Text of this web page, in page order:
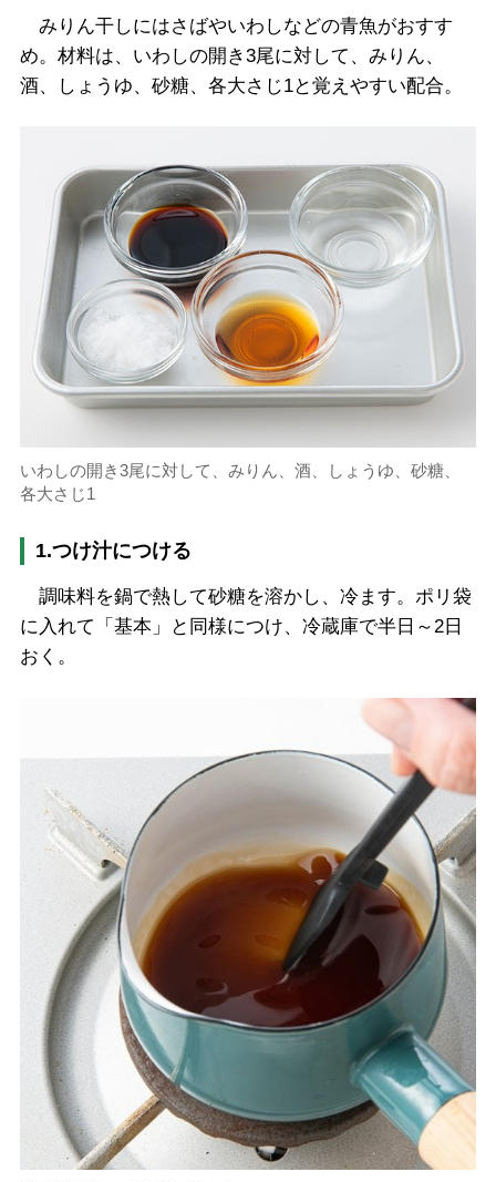
みりん干しにはさばやいわしなどの青魚がおすす
め。材料は、いわしの開き3尾に対して、みりん、
酒、しょうゆ、砂糖、各大さじ1と覚えやすい配合。
いわしの開き3尾に対して、みりん、酒、しょうゆ、砂糖、
各大さじ1
1.つけ汁につける
調味料を鍋で熱して砂糖を溶かし、冷ます。ポリ袋
に入れて「基本」と同様につけ、冷蔵庫で半日～2日
おく。